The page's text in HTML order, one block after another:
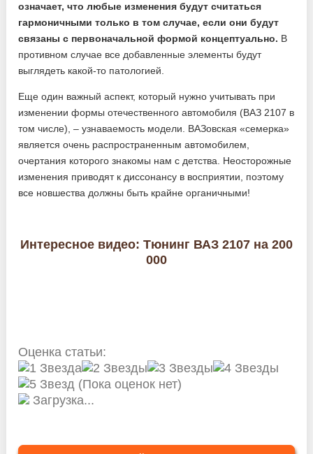
означает, что любые изменения будут считаться
гармоничными только в том случае, если они будут
связаны с первоначальной формой концептуально. В
противном случае все добавленные элементы будут
выглядеть какой-то патологией.
Еще один важный аспект, который нужно учитывать при
изменении формы отечественного автомобиля (ВАЗ 2107 в
том числе), – узнаваемость модели. ВАЗовская «семерка»
является очень распространенным автомобилем,
очертания которого знакомы нам с детства. Неосторожные
изменения приводят к диссонансу в восприятии, поэтому
все новшества должны быть крайне органичными!
Интересное видео: Тюнинг ВАЗ 2107 на 200
000
Оценка статьи:
(Пока оценок нет)
Загрузка...